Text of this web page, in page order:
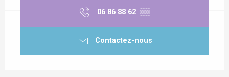
06 86 88 62 ▒▒
Contactez-nous